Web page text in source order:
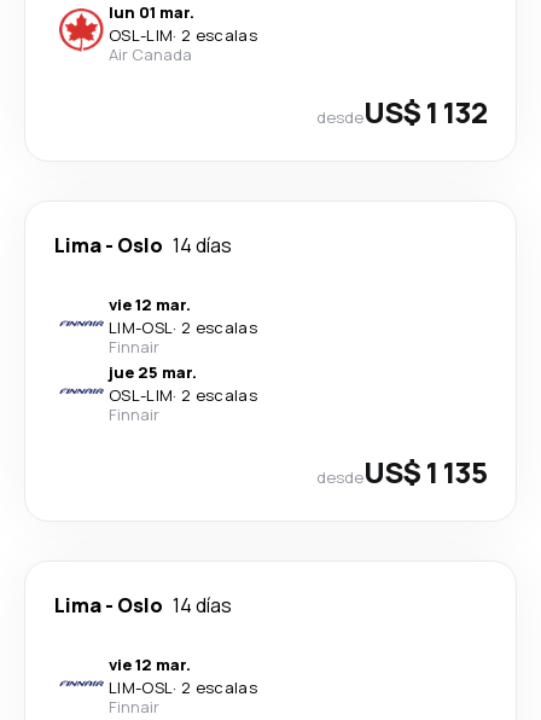
lun 01 mar.
OSL-LIM· 2 escalas
Air Canada
desdeUS$ 1 132
Lima- Oslo 14 días
vie 12 mar.
LIM-OSL· 2 escalas
Finnair
jue 25 mar.
OSL-LIM· 2 escalas
Finnair
desdeUS$ 1 135
Lima- Oslo 14 días
vie 12 mar.
LIM-OSL· 2 escalas
Finnair